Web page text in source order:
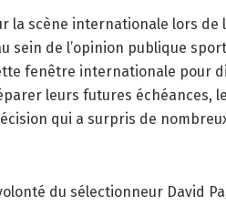
la scène internationale lors de
sein de l’opinion publique
fenêtre internationale pour
leurs futures échéances,
qui a surpris de
du sélectionneur David